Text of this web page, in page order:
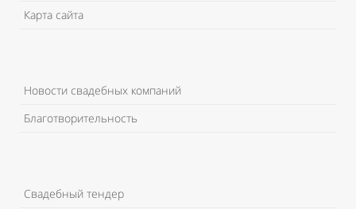
Карта сайта
Новости свадебных компаний
Благотворительность
Свадебный тендер